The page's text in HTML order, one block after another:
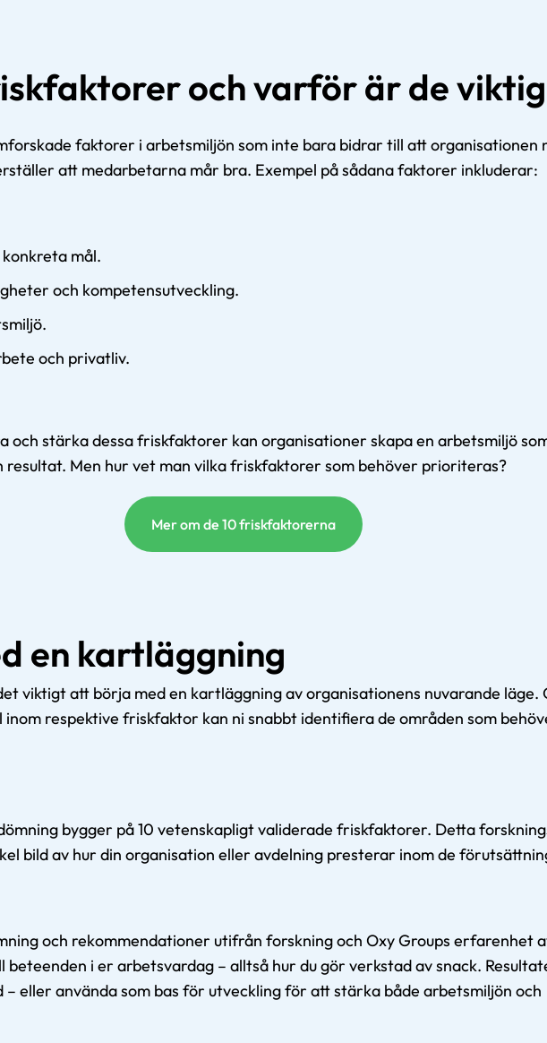
och varför är de
faktorer i arbetsmiljön som inte bara bidrar till att organisationen
att medarbetarna mår bra. Exempel på sådana faktorer inkluderar:
mål.
och kompetensutveckling.
och privatliv.
och stärka dessa friskfaktorer kan organisationer skapa en arbetsmiljö
resultat. Men hur vet man vilka friskfaktorer som behöver prioriteras?
Mer om de 10 friskfaktorerna
en kartläggning
viktigt att börja med en kartläggning av organisationens nuvarande läge.
respektive friskfaktor kan ni snabbt identifiera de områden som
bygger på 10 vetenskapligt validerade friskfaktorer. Detta
bild av hur din organisation eller avdelning presterar inom de
och rekommendationer utifrån forskning och Oxy Groups erfarenhet
i er arbetsvardag – alltså hur du gör verkstad av snack.
eller använda som bas för utveckling för att stärka både arbetsmiljön och